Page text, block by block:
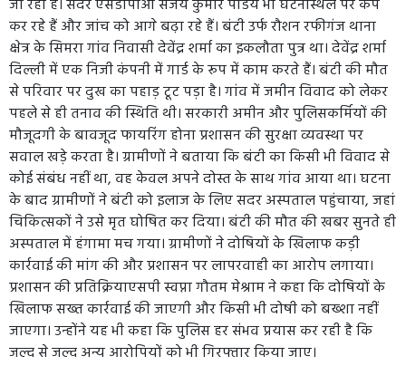
जा रही है। सदर एसडीपीओ संजय कुमार पांडेय भी घटनास्थल पर कैंप
कर रहे हैं और जांच को आगे बढ़ा रहे हैं। बंटी उर्फ रौशन रफीगंज थाना
क्षेत्र के सिमरा गांव निवासी देवेंद्र शर्मा का इकलौता पुत्र था। देवेंद्र शर्मा
दिल्ली में एक निजी कंपनी में गार्ड के रूप में काम करते हैं। बंटी की मौत
से परिवार पर दुख का पहाड़ टूट पड़ा है। गांव में जमीन विवाद को लेकर
पहले से ही तनाव की स्थिति थी। सरकारी अमीन और पुलिसकर्मियों की
मौजूदगी के बावजूद फायरिंग होना प्रशासन की सुरक्षा व्यवस्था पर
सवाल खड़े करता है। ग्रामीणों ने बताया कि बंटी का किसी भी विवाद से
कोई संबंध नहीं था, वह केवल अपने दोस्त के साथ गांव आया था। घटना
के बाद ग्रामीणों ने बंटी को इलाज के लिए सदर अस्पताल पहुंचाया, जहां
चिकित्सकों ने उसे मृत घोषित कर दिया। बंटी की मौत की खबर सुनते ही
अस्पताल में हंगामा मच गया। ग्रामीणों ने दोषियों के खिलाफ कड़ी
कार्रवाई की मांग की और प्रशासन पर लापरवाही का आरोप लगाया।
प्रशासन की प्रतिक्रियाएसपी स्वप्ना गौतम मेश्राम ने कहा कि दोषियों के
खिलाफ सख्त कार्रवाई की जाएगी और किसी भी दोषी को बख्शा नहीं
जाएगा। उन्होंने यह भी कहा कि पुलिस हर संभव प्रयास कर रही है कि
जल्द से जल्द अन्य आरोपियों को भी गिरफ्तार किया जाए।